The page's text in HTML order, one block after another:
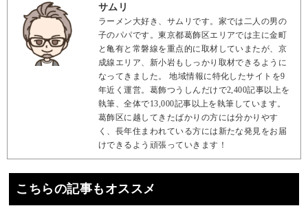
サムリ
ラーメン大好き、サムリです。家では二人の男の
子のパパです。東京都葛飾区エリアでは主に金町
と亀有と常磐線を重点的に取材していまたが、京
成線エリア、新小岩もしっかり取材できるように
なってきました。 地域情報に特化したサイトを9
年近く運営。葛飾つうしんだけで2,400記事以上を
執筆、全体で13,000記事以上を執筆しています。
葛飾区に越してきたばかりの方には分かりやす
く、長年住まわれている方には新たな発見をお届
けできるよう頑張っていきます！
こちらの記事もオススメ